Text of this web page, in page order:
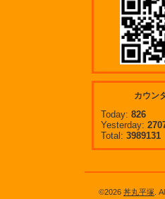
カウン
Today: 826
Yesterday:
Total: 3989131
©2026 丼丸平塚 .